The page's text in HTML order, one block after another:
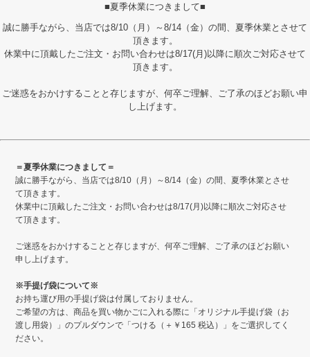
■夏季休業につきまして■
誠に勝手ながら、当店では8/10（月）～8/14（金）の間、夏季休業とさせて
頂きます。
休業中に頂戴したご注文・お問い合わせは8/17(月)以降に順次ご対応させて
頂きます。
ご迷惑をおかけすることと存じますが、何卒ご理解、ご了承のほどお願い申
し上げます。
＝夏季休業につきまして＝
誠に勝手ながら、当店では8/10（月）～8/14（金）の間、夏季休業とさせ
て頂きます。
休業中に頂戴したご注文・お問い合わせは8/17(月)以降に順次ご対応させ
て頂きます。
ご迷惑をおかけすることと存じますが、何卒ご理解、ご了承のほどお願い
申し上げます。
※手提げ袋について※
お持ち運び用の手提げ袋は付属しておりません。
ご希望の方は、商品を買い物かごに入れる際に「オリジナル手提げ袋（お
渡し用袋）」のプルダウンで「つける（＋￥165 税込）」をご選択してく
ださい。